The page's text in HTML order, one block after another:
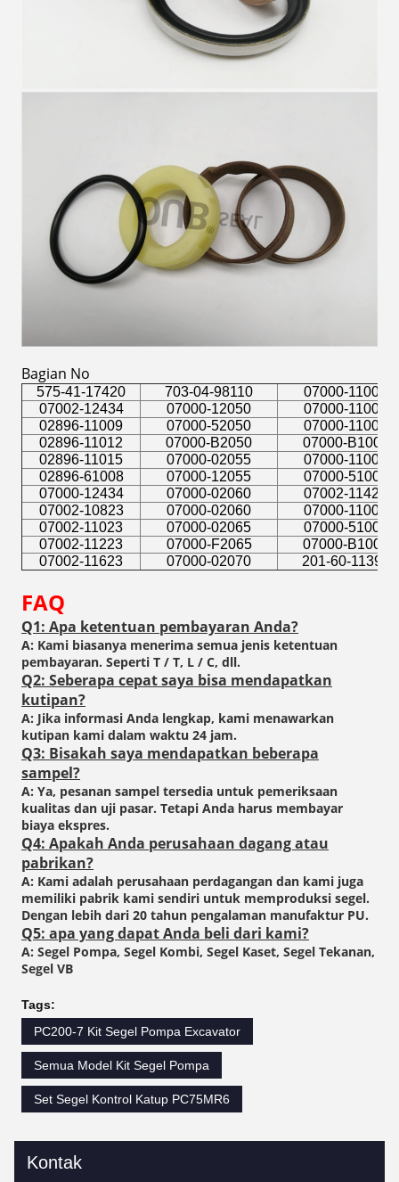
Bagian No
575-41-17420 703-04-98110
07000-11003
07002-12434
07000-12050
07000-11006
02896-11009
07000-52050
07000-11007
02896-11012
07000-B2050
07000-B1007
02896-11015
07000-02055
07000-11008
02896-61008
07000-12055
07000-51008
07000-12434
07000-02060
07002-11423
07002-10823
07000-02060
07000-11009
07002-11023
07000-02065
07000-51009
07002-11223
07000-F2065
07000-B1009
07002-11623
07000-02070 201-60-11390
FAQ
Q1: Apa ketentuan pembayaran Anda?
A: Kami biasanya menerima semua jenis ketentuan
pembayaran. Seperti T / T, L / C, dll.
Q2: Seberapa cepat saya bisa mendapatkan
kutipan?
A: Jika informasi Anda lengkap, kami menawarkan
kutipan kami dalam waktu 24 jam.
Q3: Bisakah saya mendapatkan beberapa
sampel?
A: Ya, pesanan sampel tersedia untuk pemeriksaan
kualitas dan uji pasar. Tetapi Anda harus membayar
biaya ekspres.
Q4: Apakah Anda perusahaan dagang atau
pabrikan?
A: Kami adalah perusahaan perdagangan dan kami juga
memiliki pabrik kami sendiri untuk memproduksi segel.
Dengan lebih dari 20 tahun pengalaman manufaktur PU.
Q5: apa yang dapat Anda beli dari kami?
A: Segel Pompa, Segel Kombi, Segel Kaset, Segel Tekanan,
Segel VB
Tags:
PC200-7 Kit Segel Pompa Excavator
Semua Model Kit Segel Pompa
Set Segel Kontrol Katup PC75MR6
Kontak